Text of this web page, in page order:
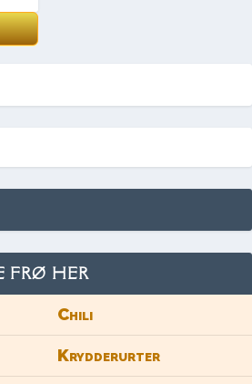
FRØ HER
Chili
Krydderurter